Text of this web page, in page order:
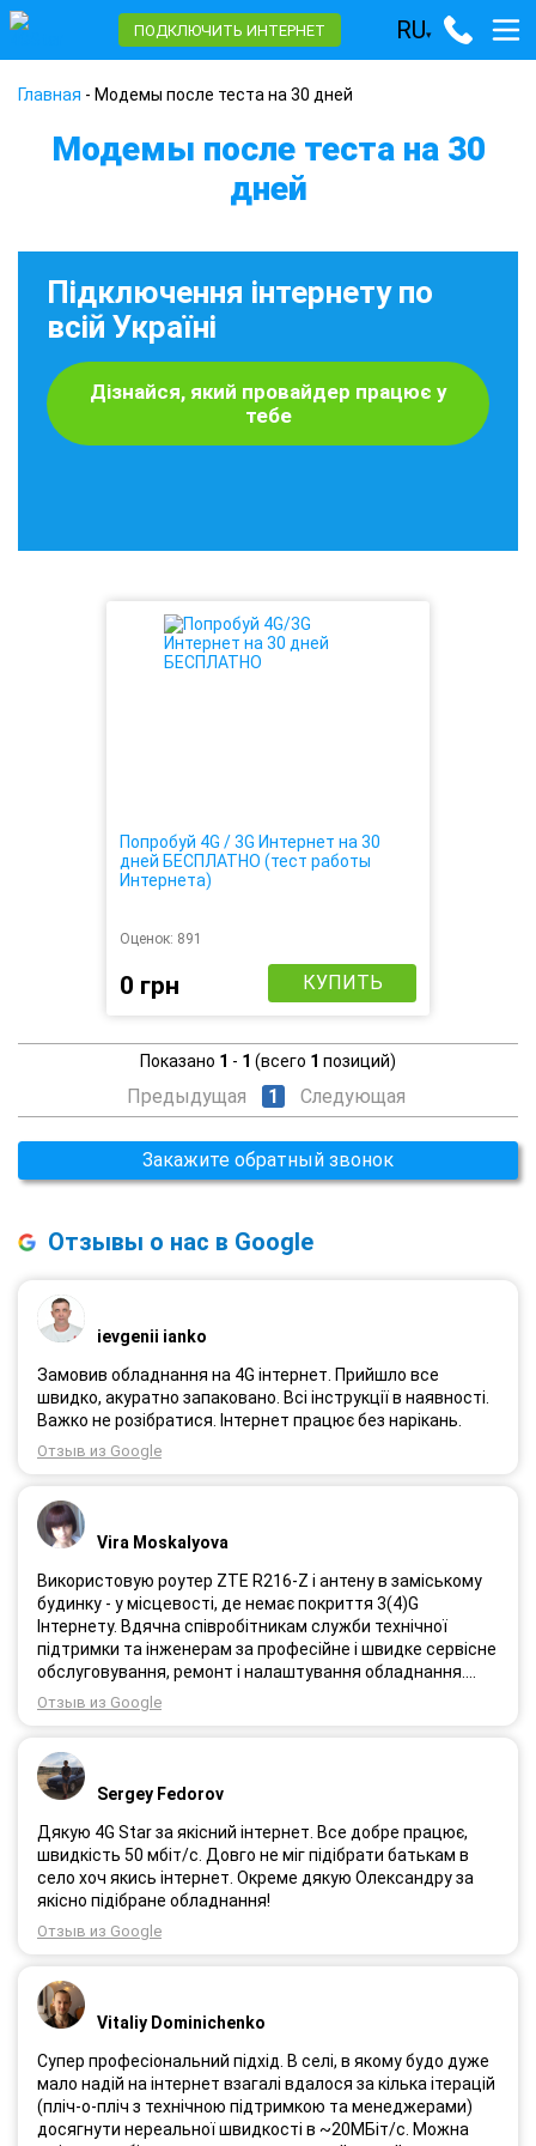
ПОДКЛЮЧИТЬ ИНТЕРНЕТ RU▾
Главная - Модемы после теста на 30 дней
Модемы после теста на 30
дней
Підключення інтернету по
всій Україні
Дізнайся, який провайдер працює у
тебе
Попробуй 4G / 3G Интернет на 30
дней БЕСПЛАТНО (тест работы
Интернета)
Оценок: 891
0 грн КУПИТЬ
Показано 1 - 1 (всего 1 позиций)
Предыдущая 1 Следующая
Закажите обратный звонок
Отзывы о нас в Google
ievgenii ianko
Замовив обладнання на 4G інтернет. Прийшло все
швидко, акуратно запаковано. Всі інструкції в наявності.
Важко не розібратися. Інтернет працює без нарікань.
Отзыв из Google
Vira Moskalyova
Використовую роутер ZTE R216-Z і антену в заміському
будинку - у місцевості, де немає покриття 3(4)G
Інтернету. Вдячна співробітникам служби технічної
підтримки та інженерам за професійне і швидке сервісне
обслуговування, ремонт і налаштування обладнання.
Через 3 роки після покупки я не шкодую про прийняте
тоді рішення придбати обладнання в компанії 3G star
Отзыв из Google
Sergey Fedorov
Дякую 4G Star за якісний інтернет. Все добре працює,
швидкість 50 мбіт/с. Довго не міг підібрати батькам в
село хоч якись інтернет. Окреме дякую Олександру за
якісно підібране обладнання!
Отзыв из Google
Vitaliy Dominichenko
Супер професіональний підхід. В селі, в якому будо дуже
мало надій на інтернет взагалі вдалося за кілька ітерацій
(пліч-о-пліч з технічною підтримкою та менеджерами)
досягнути нереальної швидкості в ~20МБіт/с. Можна